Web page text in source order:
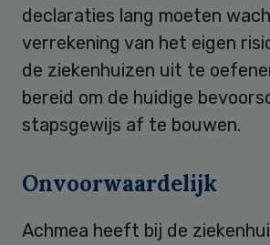
declaraties lang moeten
verrekening van het eigen
de ziekenhuizen uit te
bereid om de huidige
stapsgewijs af te bouwen.
Onvoorwaardelijk
Achmea heeft bij de